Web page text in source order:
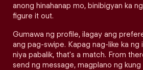
anong hinahanap mo, binibigyan ka
figure it out.
Gumawa ng profile, ilagay ang
ang pag-swipe. Kapag nag-like ka ng
niya pabalik, that's a match. From
send ng message, magplano ng